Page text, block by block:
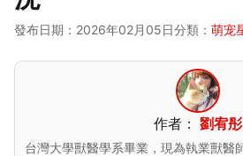
發布日期：2026年02月05日分類： 萌宠
作者： 劉宥彤
台灣大學獸醫學系畢業，現為執業獸醫